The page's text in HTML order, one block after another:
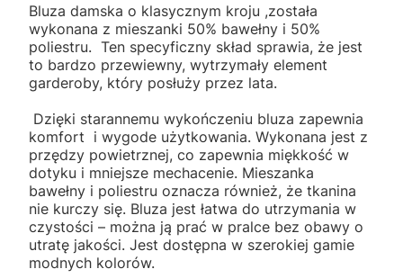
Bluza damska o klasycznym kroju ,została
wykonana z mieszanki 50% bawełny i 50%
poliestru. Ten specyficzny skład sprawia, że jest
to bardzo przewiewny, wytrzymały element
garderoby, który posłuży przez lata.
Dzięki starannemu wykończeniu bluza zapewnia
komfort i wygode użytkowania. Wykonana jest z
przędzy powietrznej, co zapewnia miękkość w
dotyku i mniejsze mechacenie. Mieszanka
bawełny i poliestru oznacza również, że tkanina
nie kurczy się. Bluza jest łatwa do utrzymania w
czystości – można ją prać w pralce bez obawy o
utratę jakości. Jest dostępna w szerokiej gamie
modnych kolorów.